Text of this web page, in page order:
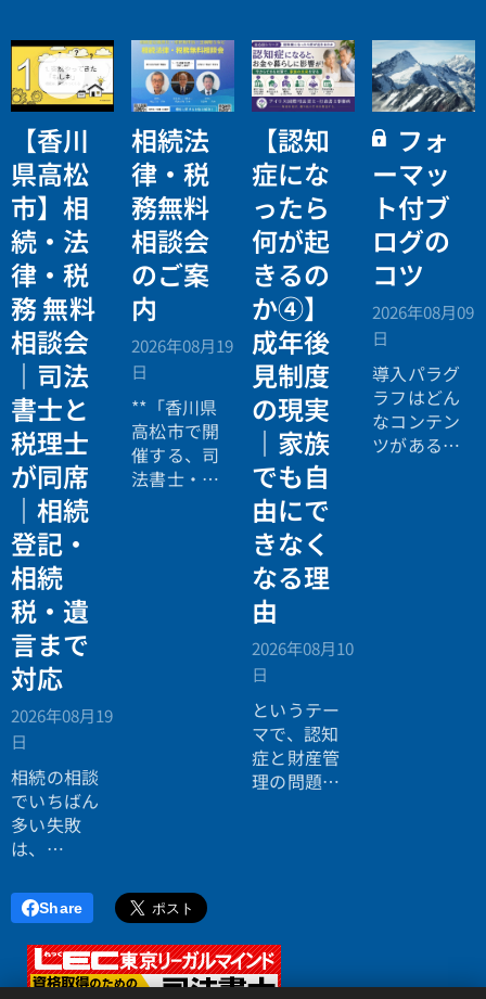
【香川
県高松
市】相
続・法
律・税
務 無料
相談会
｜司法
書士と
税理士
が同席
｜相続
登記・
相続
税・遺
言まで
対応
2026年08月19
日
相続の相談
でいちばん
多い失敗
は、
行ったら登
記の話がで
きず、司法
書士に行っ
たら税金が
相続法
律・税
務無料
相談会
のご案
内
2026年08月19
日
**「香川県
高松市で開
催する、司
法書士・税
【認知
症にな
ったら
何が起
きるの
か④】
成年後
見制度
の現実
｜家族
でも自
由にで
きなく
なる理
由
2026年08月10
日
というテー
マで、認知
症と財産管
理の問題に
フォ
ーマッ
ト付ブ
ログの
コツ
2026年08月09
日
導入パラグ
ラフはどん
なコンテン
ツがあるの
Share